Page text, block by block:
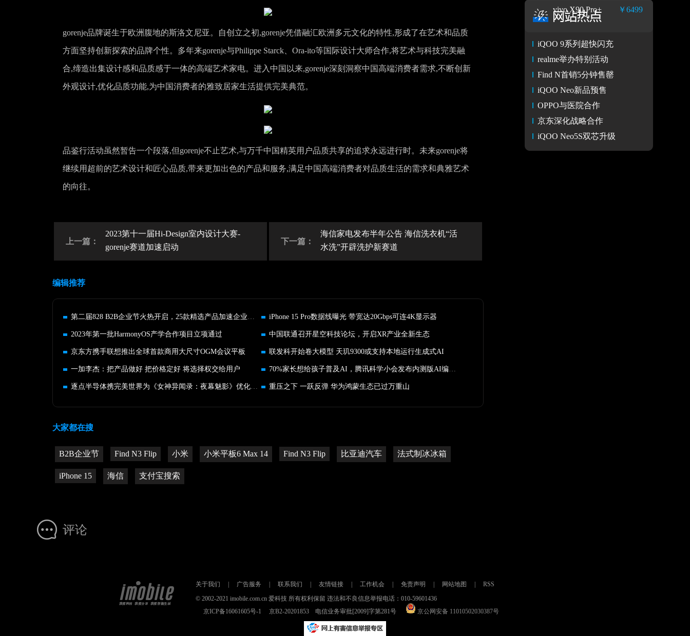
gorenje品牌诞生于欧洲腹地的斯洛文尼亚。自创立之初,gorenje凭借融汇欧洲多元文化的特性,形成了在艺术和品质
方面坚持创新探索的品牌个性。多年来gorenje与Philippe Starck、Ora-ito等国际设计大师合作,将艺术与科技完美融
合,缔造出集设计感和品质感于一体的高端艺术家电。进入中国以来,gorenje深刻洞察中国高端消费者需求,不断创新
外观设计,优化品质功能,为中国消费者的雅致居家生活提供完美典范。
品鉴行活动虽然暂告一个段落,但gorenje不止艺术,与万千中国精英用户品质共享的追求永远进行时。未来gorenje将
继续用超前的艺术设计和匠心品质,带来更加出色的产品和服务,满足中国高端消费者对品质生活的需求和典雅艺术
的向往。
上一篇：
2023第十一届Hi-Design室内设计大赛-
gorenje赛道加速启动
下一篇：
海信家电发布半年公告 海信洗衣机“活
水洗”开辟洗护新赛道
编辑推荐
第二届828 B2B企业节火热开启，25款精选产品加速企业数智进化 iPhone 15 Pro数据线曝光 带宽达20Gbps可连4K显示器
2023年第一批HarmonyOS产学合作项目立项通过 中国联通召开星空科技论坛，开启XR产业全新生态
京东方携手联想推出全球首款商用大尺寸OGM会议平板 联发科开始卷大模型 天玑9300或支持本地运行生成式AI
一加李杰：把产品做好 把价格定好 将选择权交给用户 70%家长想给孩子普及AI，腾讯科学小会发布内测版AI编程第一课
逐点半导体携完美世界为《女神异闻录：夜幕魅影》优化画质体验 重压之下 一跃反弹 华为鸿蒙生态已过万重山
大家都在搜
B2B企业节 Find N3 Flip 小米 小米平板6 Max 14 Find N3 Flip 比亚迪汽车 法式制冰冰箱
iPhone 15 海信 支付宝搜索
评论
￥6499
vivo X90 Pro+
iQOO 9系列超快闪充
realme举办特别活动
Find N首销5分钟售罄
iQOO Neo新品预售
OPPO与医院合作
京东深化战略合作
iQOO Neo5S双芯升级
关于我们 广告服务 联系我们 友情链接 工作机会 免责声明 网站地图
RSS
© 2002-2021 imobile.com.cn 爱科技 所有权利保留 违法和不良信息举报电话：010-59601436
京ICP备16061605号-1
京B2-20201853 电信业务审批[2009]字第281号 京公网安备 11010502030387号